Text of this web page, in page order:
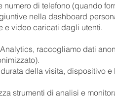
numero di telefono (quando
nella dashboard
e video caricati dagli utenti.
raccogliamo dati
della visita, dispositivo e
strumenti di analisi e